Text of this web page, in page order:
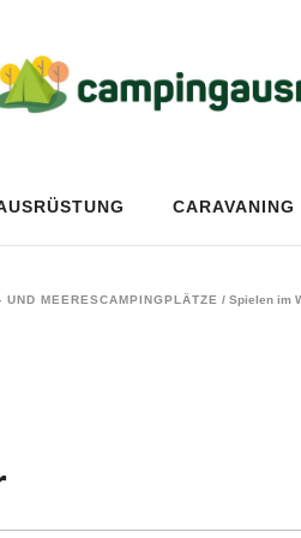
CARAVANING
MEERESCAMPINGPLÄTZE / Spielen im